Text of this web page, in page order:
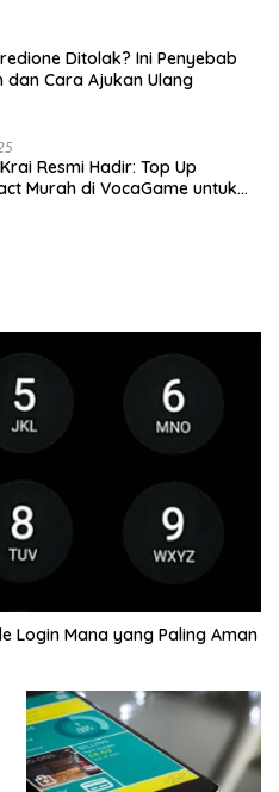
Ditolak? Ini Penyebab
dan Cara Ajukan Ulang
Resmi Hadir: Top Up
Murah di VocaGame untuk
Login Mana yang Paling Aman